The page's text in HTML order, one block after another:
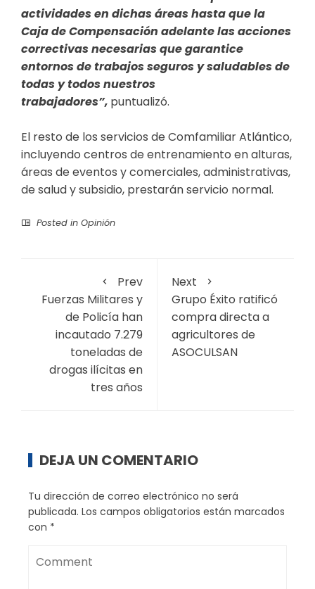
actividades en dichas áreas hasta que la
Caja de Compensación adelante las acciones
correctivas necesarias que garantice
entornos de trabajos seguros y saludables de
todas y todos nuestros
trabajadores”, puntualizó.
El resto de los servicios de Comfamiliar Atlántico,
incluyendo centros de entrenamiento en alturas,
áreas de eventos y comerciales, administrativas,
de salud y subsidio, prestarán servicio normal.
Posted in Opinión
Prev
Fuerzas Militares y
de Policía han
incautado 7.279
toneladas de
drogas ilícitas en
tres años
Next
Grupo Éxito ratificó
compra directa a
agricultores de
ASOCULSAN
DEJA UN COMENTARIO
Tu dirección de correo electrónico no será
publicada. Los campos obligatorios están marcados
con *